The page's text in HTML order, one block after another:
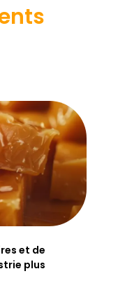
et de
plus